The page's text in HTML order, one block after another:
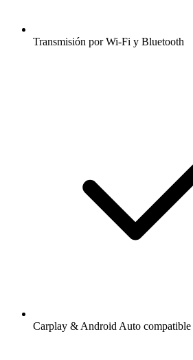
Transmisión por Wi-Fi y Bluetooth
Carplay & Android Auto compatible